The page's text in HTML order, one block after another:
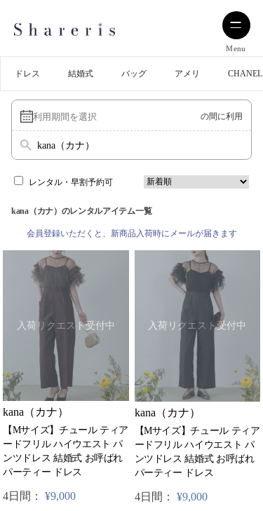
Menu
ドレス 結婚式 バッグ アメリ CHANEL
の間に利用
kana（カナ）
レンタル・早割予約可
kana（カナ）のレンタルアイテム一覧
会員登録いただくと、新商品入荷時にメールが届きます
入荷リクエスト受付中
kana（カナ）
【Mサイズ】チュール ティア
ードフリル ハイウエスト パ
ンツドレス 結婚式 お呼ばれ
パーティー ドレス
4日間： ¥9,000
入荷リクエスト受付中
kana（カナ）
【Mサイズ】チュール ティア
ードフリル ハイウエスト パ
ンツドレス 結婚式 お呼ばれ
パーティー ドレス
4日間： ¥9,000